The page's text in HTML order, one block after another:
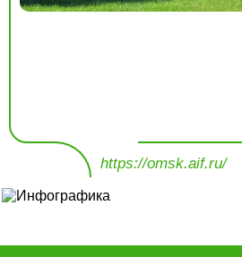
https://omsk.aif.ru/